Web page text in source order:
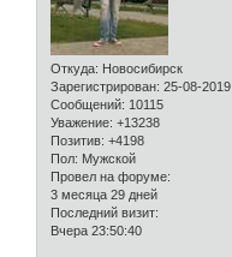
Откуда: Новосибирск
Зарегистрирован: 25-08-2019
Сообщений: 10115
Уважение: +13238
Позитив: +4198
Пол: Мужской
Провел на форуме:
3 месяца 29 дней
Последний визит:
Вчера 23:50:40